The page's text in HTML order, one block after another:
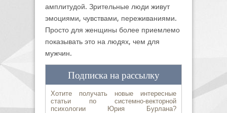
амплитудой. Зрительные люди живут
эмоциями, чувствами, переживаниями.
Просто для женщины более приемлемо
показывать это на людях, чем для
мужчин.